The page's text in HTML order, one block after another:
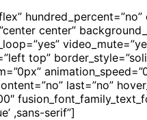
center”
top”
last=”no”
,sans-serif”]